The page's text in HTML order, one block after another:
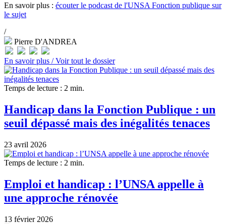
En savoir plus : écouter le podcast de l'UNSA Fonction publique sur
le sujet
/
Pierre D'ANDREA
En savoir plus /Voir tout le dossier
Temps de lecture : 2 min.
Handicap dans la Fonction Publique : un
seuil dépassé mais des inégalités tenaces
23 avril 2026
Temps de lecture : 2 min.
Emploi et handicap : l’UNSA appelle à
une approche rénovée
13 février 2026